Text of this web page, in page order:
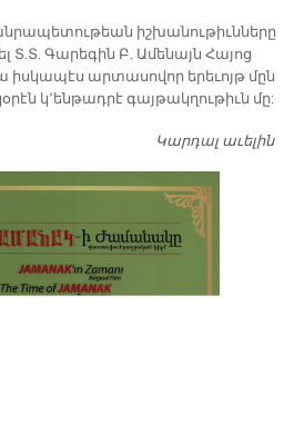
իշխանութիւնները
Տ.Տ. Գարեգին Բ. Ամենայն Հայոց
իսկապէս արտասովոր երեւոյթ մըն
կ՚ենթադրէ գայթակղութիւն մը:
Կարդալ աւելին